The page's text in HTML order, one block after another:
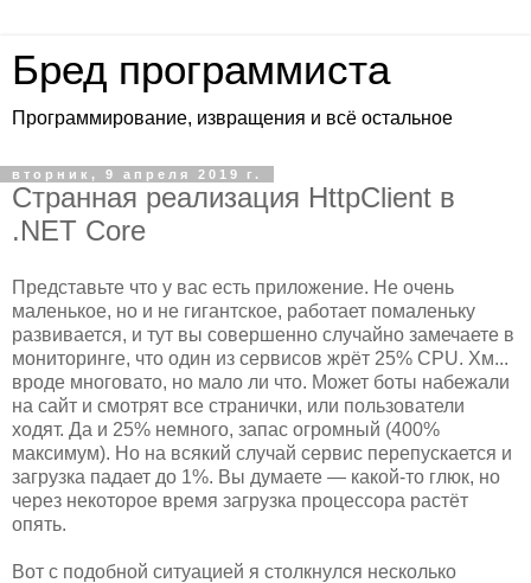
Бред программиста
Программирование, извращения и всё остальное
вторник, 9 апреля 2019 г.
Странная реализация HttpClient в
.NET Core
Представьте что у вас есть приложение. Не очень
маленькое, но и не гигантское, работает помаленьку
развивается, и тут вы совершенно случайно замечаете в
мониторинге, что один из сервисов жрёт 25% CPU. Хм...
вроде многовато, но мало ли что. Может боты набежали
на сайт и смотрят все странички, или пользователи
ходят. Да и 25% немного, запас огромный (400%
максимум). Но на всякий случай сервис перепускается и
загрузка падает до 1%. Вы думаете — какой-то глюк, но
через некоторое время загрузка процессора растёт
опять.
Вот с подобной ситуацией я столкнулся несколько